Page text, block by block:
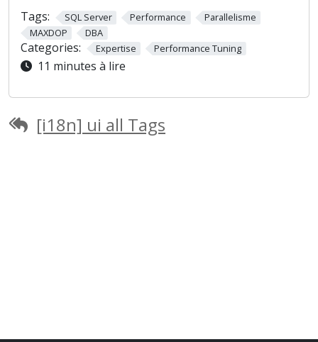
Tags:
SQL Server Performance
Parallelisme
MAXDOP
DBA
Categories: Expertise Performance Tuning
11 minutes à lire
[i18n] ui all Tags